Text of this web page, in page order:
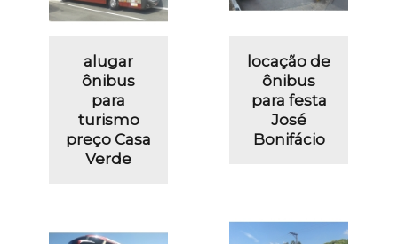
alugar
ônibus
para
turismo
preço Casa
Verde
locação de
ônibus
para festa
José
Bonifácio